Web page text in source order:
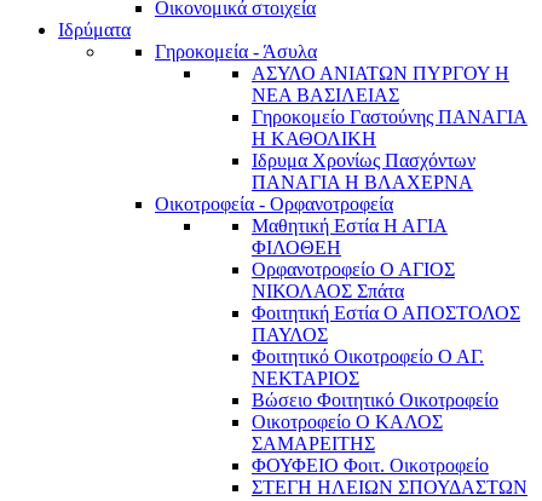
Οικονομικά στοιχεία
Ιδρύματα
Γηροκομεία - Άσυλα
ΑΣΥΛΟ ΑΝΙΑΤΩΝ ΠΥΡΓΟΥ Η
ΝΕΑ ΒΑΣΙΛΕΙΑΣ
Γηροκομείο Γαστούνης ΠΑΝΑΓΙΑ
Η ΚΑΘΟΛΙΚΗ
Ιδρυμα Χρονίως Πασχόντων
ΠΑΝΑΓΙΑ Η ΒΛΑΧΕΡΝΑ
Οικοτροφεία - Ορφανοτροφεία
Μαθητική Εστία Η ΑΓΙΑ
ΦΙΛΟΘΕΗ
Ορφανοτροφείο Ο ΑΓΙΟΣ
ΝΙΚΟΛΑΟΣ Σπάτα
Φοιτητική Εστία Ο ΑΠΟΣΤΟΛΟΣ
ΠΑΥΛΟΣ
Φοιτητικό Οικοτροφείο Ο ΑΓ.
ΝΕΚΤΑΡΙΟΣ
Βώσειο Φοιτητικό Οικοτροφείο
Οικοτροφείο Ο ΚΑΛΟΣ
ΣΑΜΑΡΕΙΤΗΣ
ΦΟΥΦΕΙΟ Φοιτ. Οικοτροφείο
ΣΤΕΓΗ ΗΛΕΙΩΝ ΣΠΟΥΔΑΣΤΩΝ